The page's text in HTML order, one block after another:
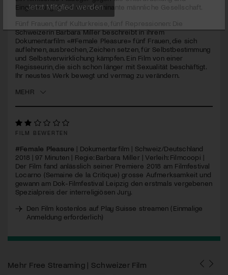
seconds
Eingrenzung durch eine dominante männliche Gesellschaft.
Fünf Frauen, fünf Kulturkreise, fünf Repressionen: Die
Schweizerin Barbara Miller beschreibt in ihrem
Dokumentarfilm «#Female Pleasure» fünf Frauen, die sich
auflehnen, ausbrechen, Zeichen setzen, für Selbstbestimmung
und Selbstverwirklichung kämpfen. Ein Film von einer
Regisseurin, die sich schon länger mit Sexualität beschäftigt.
Ihr neustes Werk bewegt und vermag zu verändern.
MEHR
FILM BEWERTEN
#Female Pleasure | Dokumentarfilm | Schweiz/Deutschland
2018 | 97 Minuten | Regie: Barbara Miller | Verleih: Filmcoopi |
Der Film fand anlässlich seiner Premiere 2018 am Filmfestival
Locarno (Semaine de la Critique) grosse Aufmerksamkeit und
gewann am Dok-Filmfestival Leipzig den erstmals vergebenen
Spezialpreis der interreligiösen Jury.
Den Film kostenlos auf Play Suisse streamen (Einmalige
Anmeldung erforderlich)
Mehr Free Streaming | Schweizer Film
Jetzt Mitglied werden